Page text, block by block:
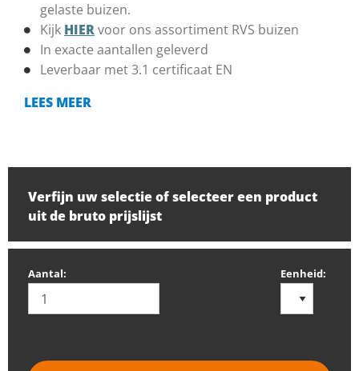
gelaste buizen.
Kijk HIERvoor ons assortiment RVS buizen
In exacte aantallen geleverd
Leverbaar met 3.1 certificaat EN
LEES MEER
Verfijn uw selectie of selecteer een product
uit de bruto prijslijst
Aantal: Eenheid: